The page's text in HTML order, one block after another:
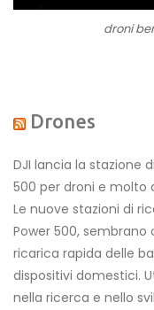
droni
Drones
DJI lancia la stazione
500 per droni e molto
Le nuove stazioni di
Power 500, sembrano
ricarica rapida delle
dispositivi domestici.
nella ricerca e nello